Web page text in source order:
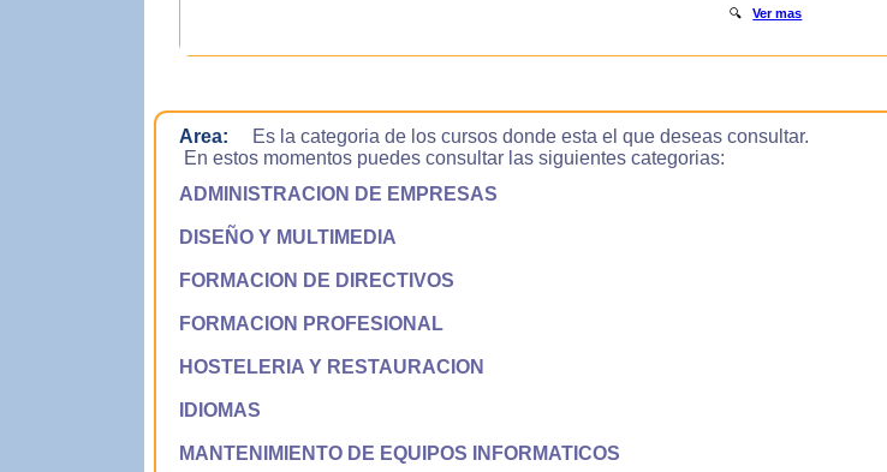
🔍Ver mas
Area:
Es la categoria de los cursos donde esta el que deseas consultar.
En estos momentos puedes consultar las siguientes categorias:
ADMINISTRACION DE EMPRESAS
DISEÑO Y MULTIMEDIA
FORMACION DE DIRECTIVOS
FORMACION PROFESIONAL
HOSTELERIA Y RESTAURACION
IDIOMAS
MANTENIMIENTO DE EQUIPOS INFORMATICOS